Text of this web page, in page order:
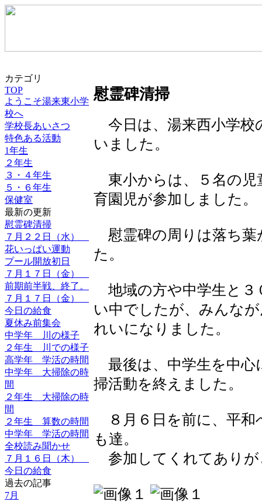
カテゴリ
TOP
ようこそ湯来東小学
校へ
学校長あいさつ
特色ある活動
1年生
２年生
３・４年生
５・６年生
保健室
最新の更新
慰霊碑清掃
７月２２日（水）
花いっぱい運動
プール開放初日
７月１７日（金）
前期前半戦、終了。
７月１７日（金）
今日の給食
夏休み前集会
中学年 川の様子
２年生 川での様子
高学年 学活の時間
中学年 大掃除の時
間
２年生 大掃除の時
間
２年生 算数の時間
中学年 学活の時間
全校読み聞かせ
７月１６日（木）
今日の給食
過去の記事
7月
慰霊碑清掃
今日は、湯来西小学校
いました。
東小からは、５名の児
育園児が参加しました。
慰霊碑の周りは落ち葉
た。
地域の方や中学生と３
い中でしたが、みんな
れいになりました。
最後は、中学生を中心
掃活動を終えました。
８月６日を前に、平和
も達。
参加してくれてあり